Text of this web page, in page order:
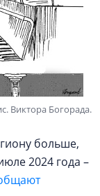
Виктора Богорада.
больше,
2024 года –